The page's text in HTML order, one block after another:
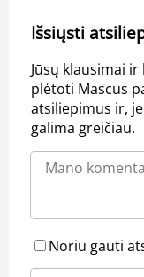
Išsiųsti
Jūsų klausimai
plėtoti Mascus
atsiliepimus ir,
galima greičiau.
Noriu gauti